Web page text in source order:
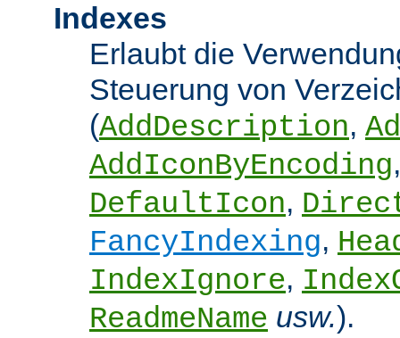
Indexes
Erlaubt die
Steuerung von
(AddDescription,
AddIconByEncoding
DefaultIcon,
FancyIndexing,
IndexIgnore,
ReadmeName usw.).